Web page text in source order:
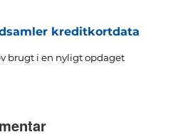
kreditkortdata
brugt i en nyligt opdaget